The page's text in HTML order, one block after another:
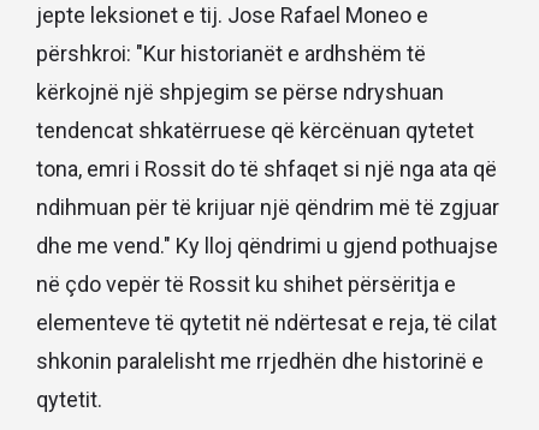
jepte leksionet e tij. Jose Rafael Moneo e
përshkroi: "Kur historianët e ardhshëm të
kërkojnë një shpjegim se përse ndryshuan
tendencat shkatërruese që kërcënuan qytetet
tona, emri i Rossit do të shfaqet si një nga ata që
ndihmuan për të krijuar një qëndrim më të zgjuar
dhe me vend." Ky lloj qëndrimi u gjend pothuajse
në çdo vepër të Rossit ku shihet përsëritja e
elementeve të qytetit në ndërtesat e reja, të cilat
shkonin paralelisht me rrjedhën dhe historinë e
qytetit.